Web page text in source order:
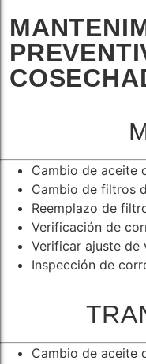
Cambio de aceite
Cambio de filtros
Reemplazo de
Verificación de
Verificar ajuste de
Inspección de
Cambio de aceite